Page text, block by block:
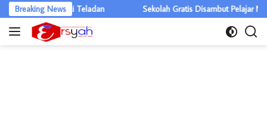
Langsung
ke
Breaking News
Kunci Teladan Sekolah Gratis Disambut Pelajar Nias,